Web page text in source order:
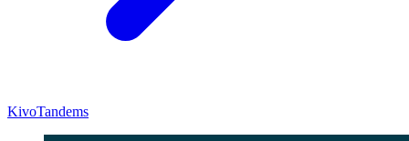
KivoTandems